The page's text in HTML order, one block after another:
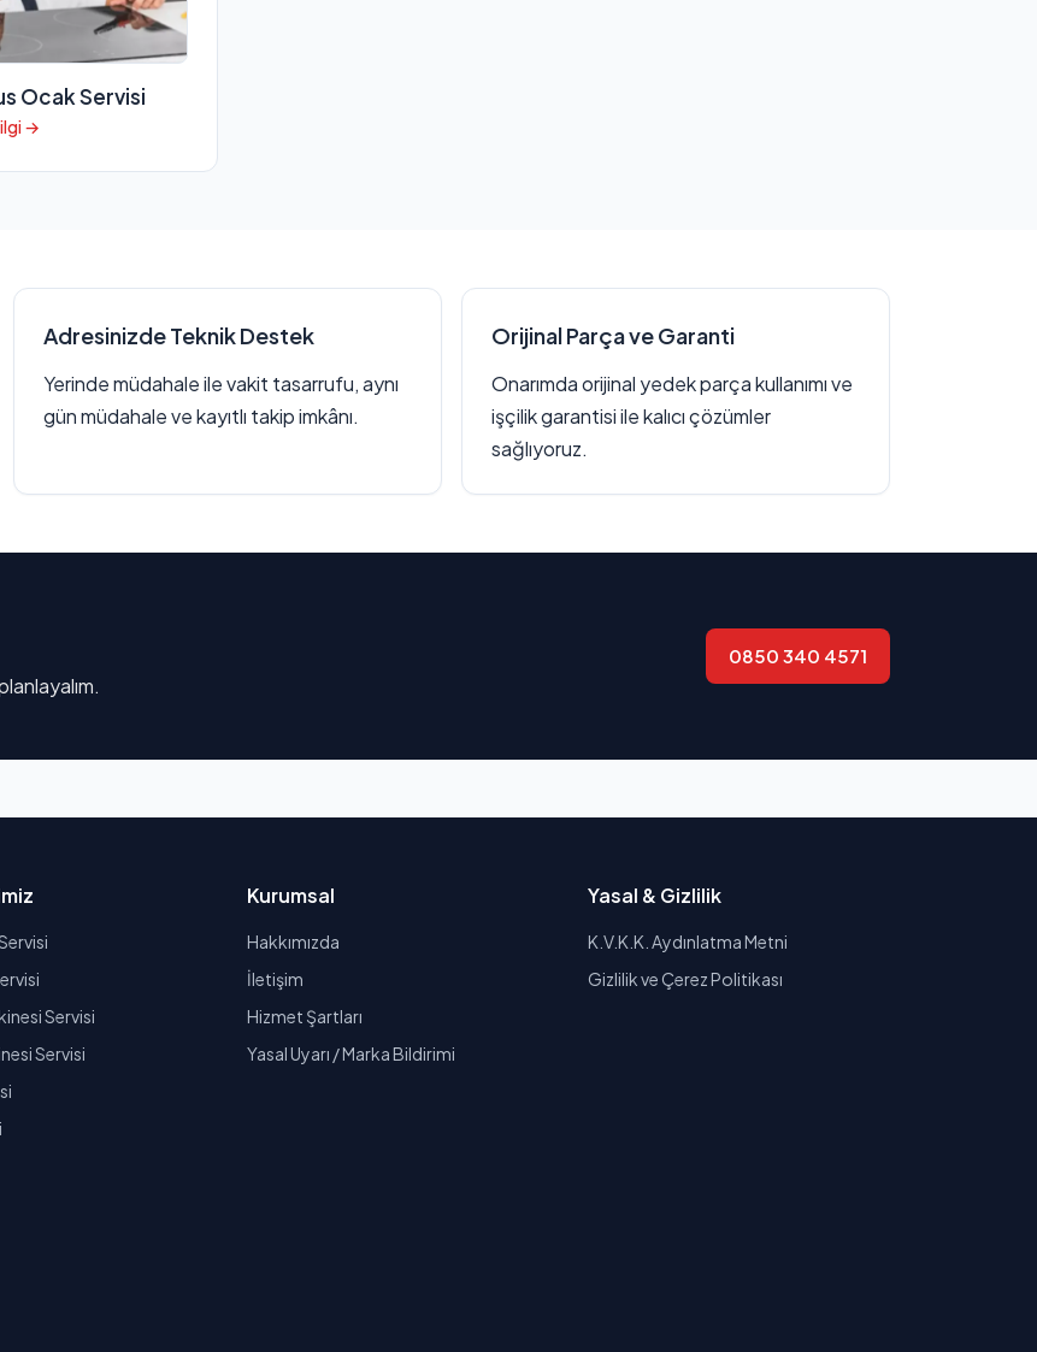
Ocak Servisi
→
Adresinizde Teknik Destek
Yerinde müdahale ile vakit tasarrufu, aynı
gün müdahale ve kayıtlı takip imkânı.
Orijinal Parça ve Garanti
Onarımda orijinal yedek parça kullanımı ve
işçilik garantisi ile kalıcı çözümler
sağlıyoruz.
0850 340 4571
Servisi
Servisi
Kurumsal
Hakkımızda
İletişim
Hizmet Şartları
Yasal Uyarı / Marka Bildirimi
Yasal & Gizlilik
K.V.K.K. Aydınlatma Metni
Gizlilik ve Çerez Politikası